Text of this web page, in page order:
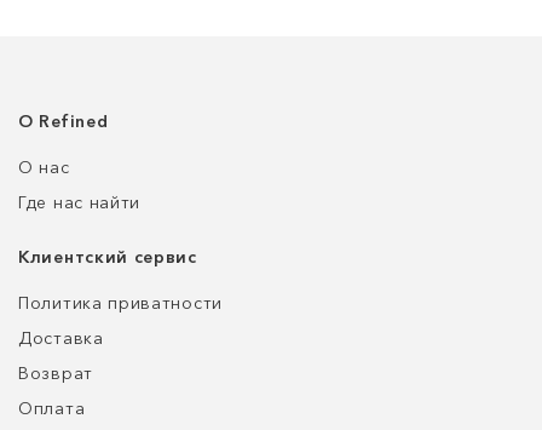
О Refined
О нас
Где нас найти
Клиентский сервис
Политика приватности
Доставка
Возврат
Оплата